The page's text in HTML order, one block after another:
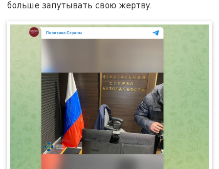
больше запутывать свою жертву.